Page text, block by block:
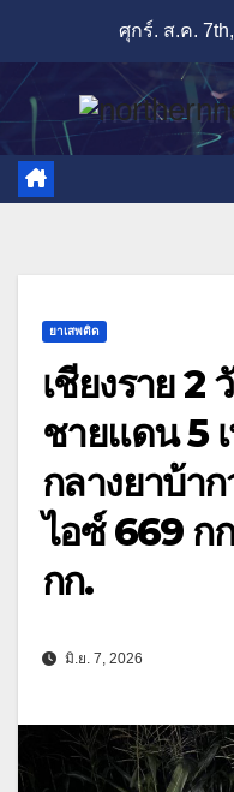
content
ศุกร์. ส.ค.
ยาเสพติด
เชียงราย 2
ชายแดน 5
กลางยาบ้า
ไอซ์ 669 ก
กก.
มิ.ย. 7, 2026